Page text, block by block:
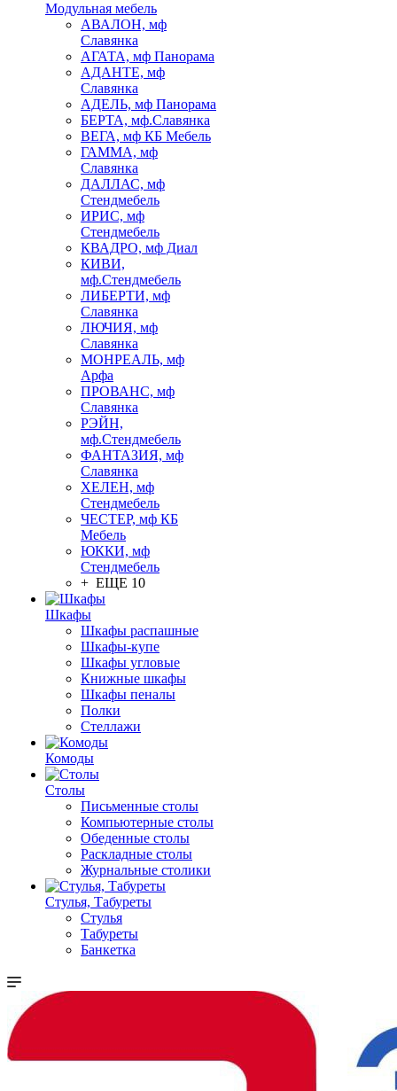
Модульная мебель
АВАЛОН, мф
Славянка
АГАТА, мф Панорама
АДАНТЕ, мф
Славянка
АДЕЛЬ, мф Панорама
БЕРТА, мф.Славянка
ВЕГА, мф КБ Мебель
ГАММА, мф
Славянка
ДАЛЛАС, мф
Стендмебель
ИРИС, мф
Стендмебель
КВАДРО, мф Диал
КИВИ,
мф.Стендмебель
ЛИБЕРТИ, мф
Славянка
ЛЮЧИЯ, мф
Славянка
МОНРЕАЛЬ, мф
Арфа
ПРОВАНС, мф
Славянка
РЭЙН,
мф.Стендмебель
ФАНТАЗИЯ, мф
Славянка
ХЕЛЕН, мф
Стендмебель
ЧЕСТЕР, мф КБ
Мебель
ЮККИ, мф
Стендмебель
+ ЕЩЕ 10
Шкафы
Шкафы распашные
Шкафы-купе
Шкафы угловые
Книжные шкафы
Шкафы пеналы
Полки
Стеллажи
Комоды
Столы
Письменные столы
Компьютерные столы
Обеденные столы
Раскладные столы
Журнальные столики
Стулья, Табуреты
Стулья
Табуреты
Банкетка